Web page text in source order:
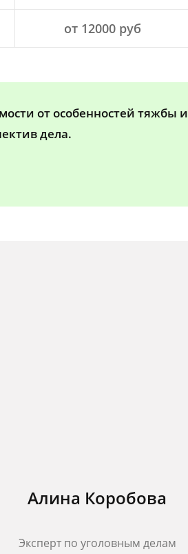
от 12000 руб
от особенностей тяжбы и
дела.
Алина Коробова
Эксперт по уголовным делам